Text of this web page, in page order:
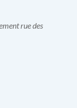
rue des